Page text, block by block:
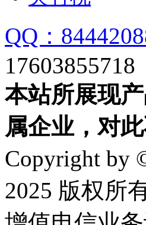
QQ：
17603855718
本站所展现
属企业，对
Copyright by
2025 版权所